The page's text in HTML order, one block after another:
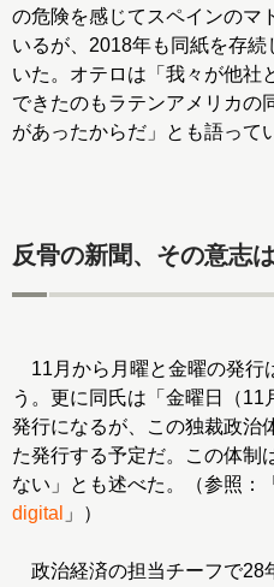
の危険を感じてスペインのマ
いるが、2018年も同紙を存続
いた。オテロは「我々が他社
できたのもラテンアメリカの
があったからだ」とも語って
反骨の新聞、その意志
11月から月曜と金曜の発行
う。更に同氏は「金曜日（11
発行になるが、この独裁政治
た発行する予定だ。この体制
ない」とも述べた。（参照：「
digital 」）
政治経済の担当チーフで28